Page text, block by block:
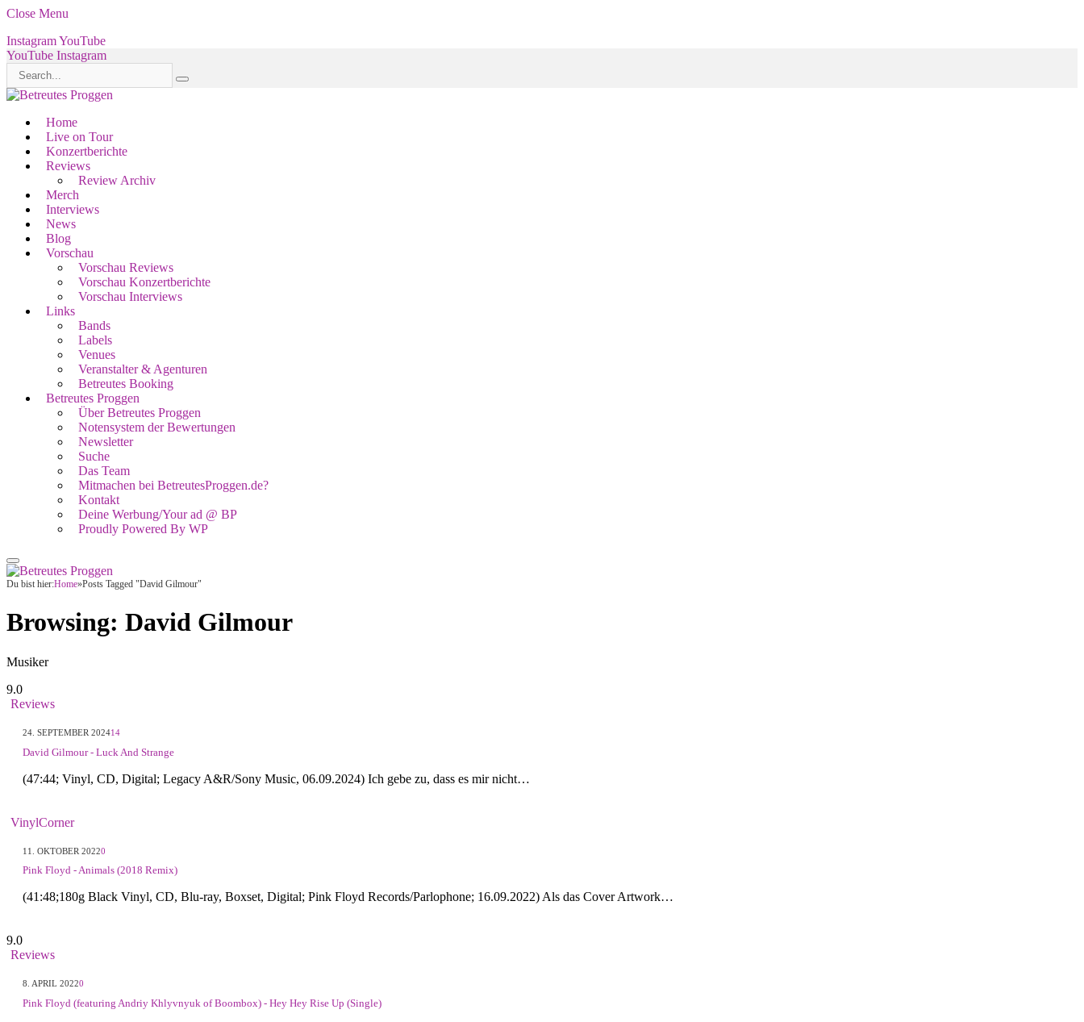
Close Menu
InstagramYouTube
YouTube Instagram
Home
Live on Tour
Konzertberichte
Reviews
Review Archiv
Merch
Interviews
News
Blog
Vorschau
Vorschau Reviews
Vorschau Konzertberichte
Vorschau Interviews
Links
Bands
Labels
Venues
Veranstalter & Agenturen
Betreutes Booking
Betreutes Proggen
Über Betreutes Proggen
Notensystem der Bewertungen
Newsletter
Suche
Das Team
Mitmachen bei BetreutesProggen.de?
Kontakt
Deine Werbung/Your ad @ BP
Proudly Powered By WP
Du bist hier:Home»Posts Tagged "David Gilmour"
Browsing: David Gilmour
Musiker
9.0
Reviews
24. SEPTEMBER 202414
David Gilmour - Luck And Strange
(47:44; Vinyl, CD, Digital; Legacy A&R/Sony Music, 06.09.2024) Ich gebe zu, dass es mir nicht…
VinylCorner
11. OKTOBER 20220
Pink Floyd - Animals (2018 Remix)
(41:48;180g Black Vinyl, CD, Blu-ray, Boxset, Digital; Pink Floyd Records/Parlophone; 16.09.2022) Als das Cover Artwork…
9.0
Reviews
8. APRIL 20220
Pink Floyd (featuring Andriy Khlyvnyuk of Boombox) - Hey Hey Rise Up (Single)